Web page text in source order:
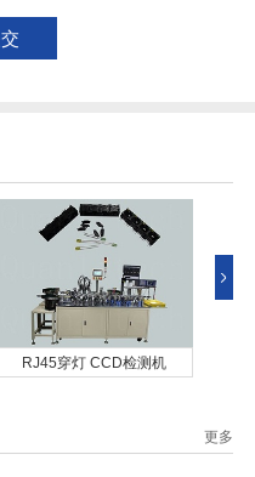
RJ45穿灯 CCD检测机
更多